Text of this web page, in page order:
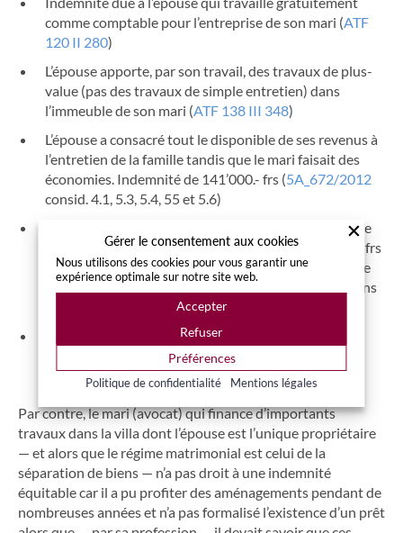
comme comptable pour l’entreprise de son mari (ATF
120 II 280)
L’épouse apporte, par son travail, des travaux de plus-
value (pas des travaux de simple entretien) dans
l’immeuble de son mari (ATF 138 III 348)
L’épouse a consacré tout le disponible de ses revenus à
l’entretien de la famille tandis que le mari faisait des
économies. Indemnité de 141’000.- frs (5A_672/2012
consid. 4.1, 5.3, 5.4, 55 et 5.6)
200’000.- frs pour le travail de l’épouse dans le garage
du mari pendant 15 ans (art. 165 al. 1 CC) + 55’300.- frs
art. 165 al. 2 CC) pour avoir apporté bien plus que ce
qu’elle devait apporter à la famille (apport de ses biens
5A_290/2009consid. 3 et ss.
L’épouse amortit substantiellement la dette
hypothécaire sur l’immeuble de son mari
5A _260/2013)
Par contre, le mari (avocat) qui finance d’importants
travaux dans la villa dont l’épouse est l’unique propriétaire
— et alors que le régime matrimonial est celui de la
séparation de biens — n’a pas droit à une indemnité
équitable car il a pu profiter des aménagements pendant de
nombreuses années et n’a pas formalisé l’existence d’un prêt
Gérer le consentement aux cookies
Nous utilisons des cookies pour vous garantir une
expérience optimale sur notre site web.
Accepter
Refuser
Préférences
Politique de confidentialité Mentions légales